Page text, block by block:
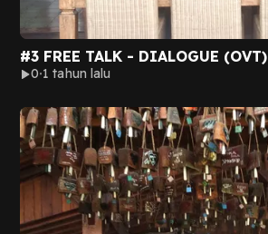
#3 FREE TALK - DIALOGUE (OVT)
0 1 tahun lalu